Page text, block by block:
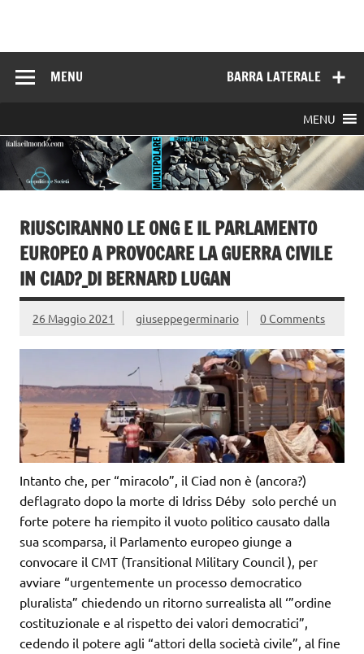
BARRA LATERALE
MENU
MENU
RIUSCIRANNO LE ONG E IL PARLAMENTO
EUROPEO A PROVOCARE LA GUERRA CIVILE
IN CIAD?_DI BERNARD LUGAN
26 Maggio 2021 giuseppegerminario 0 Comments
Intanto che, per “miracolo”, il Ciad non è (ancora?)
deflagrato dopo la morte di Idriss Déby solo perché un
forte potere ha riempito il vuoto politico causato dalla
sua scomparsa, il Parlamento europeo giunge a
convocare il CMT (Transitional Military Council ), per
avviare “urgentemente un processo democratico
pluralista” chiedendo un ritorno surrealista all ‘”ordine
costituzionale e al rispetto dei valori democratici”,
cedendo il potere agli “attori della società civile”, al fine